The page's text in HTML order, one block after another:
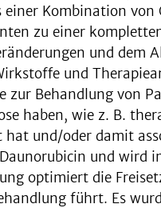
Kombination
zu einer
und
und
zur Behandlung von
haben, wie z. B.
und/oder damit
und wird
optimiert die
führt. Es